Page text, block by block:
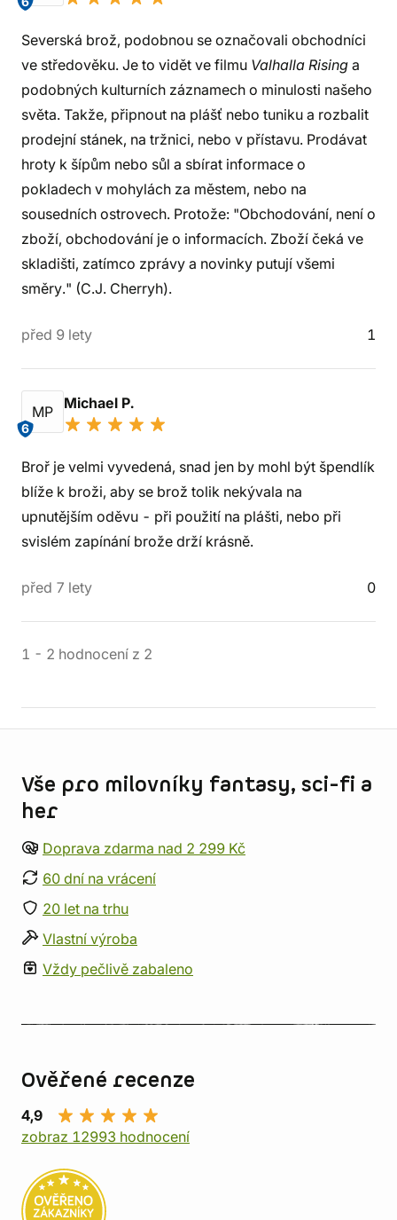
Severská brož, podobnou se označovali obchodníci
ve středověku. Je to vidět ve filmu Valhalla Rising a
podobných kulturních záznamech o minulosti našeho
světa. Takže, připnout na plášť nebo tuniku a rozbalit
prodejní stánek, na tržnici, nebo v přístavu. Prodávat
hroty k šípům nebo sůl a sbírat informace o
pokladech v mohylách za městem, nebo na
sousedních ostrovech. Protože: "Obchodování, není o
zboží, obchodování je o informacích. Zboží čeká ve
skladišti, zatímco zprávy a novinky putují všemi
směry." (C.J. Cherryh).
před 9 lety 1
MP
6
Michael P.
Broř je velmi vyvedená, snad jen by mohl být špendlík
blíže k broži, aby se brož tolik nekývala na
upnutějším oděvu - při použití na plášti, nebo při
svislém zapínání brože drží krásně.
před 7 lety 0
1 - 2 hodnocení z 2
Vše pro milovníky fantasy, sci-fi a
her
Doprava zdarma nad 2 299 Kč
60 dní na vrácení
20 let na trhu
Vlastní výroba
Vždy pečlivě zabaleno
Ověřené recenze
4,9
zobraz 12993 hodnocení